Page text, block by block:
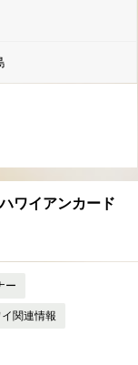
ワイアンカード
ー
関連情報